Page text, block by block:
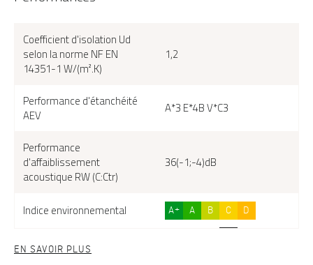
Linosa 2 face extérieure, couleur gris 7016 texturé
Coefficient d'isolation Ud
selon la norme NF EN
14351-1 W/(m².K)
1,2
Performance d'étanchéité
AEV
A*3 E*4B V*C3
Performance
d'affaiblissement
acoustique RW (C:Ctr)
36(-1;-4)dB
Indice environnemental A+ A B C D
EN SAVOIR PLUS